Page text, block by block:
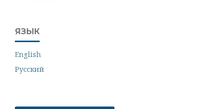
ЯЗЫК
English
Русский